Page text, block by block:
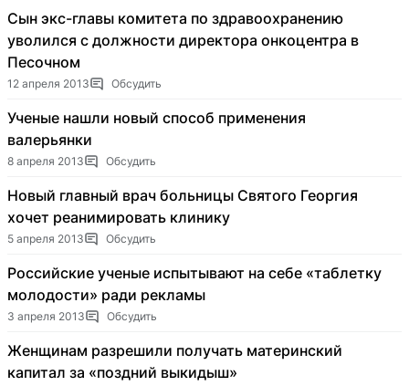
Сын экс-главы комитета по здравоохранению
уволился с должности директора онкоцентра в
Песочном
12 апреля 2013 Обсудить
Ученые нашли новый способ применения
валерьянки
8 апреля 2013 Обсудить
Новый главный врач больницы Святого Георгия
хочет реанимировать клинику
5 апреля 2013 Обсудить
Российские ученые испытывают на себе «таблетку
молодости» ради рекламы
3 апреля 2013 Обсудить
Женщинам разрешили получать материнский
капитал за «поздний выкидыш»